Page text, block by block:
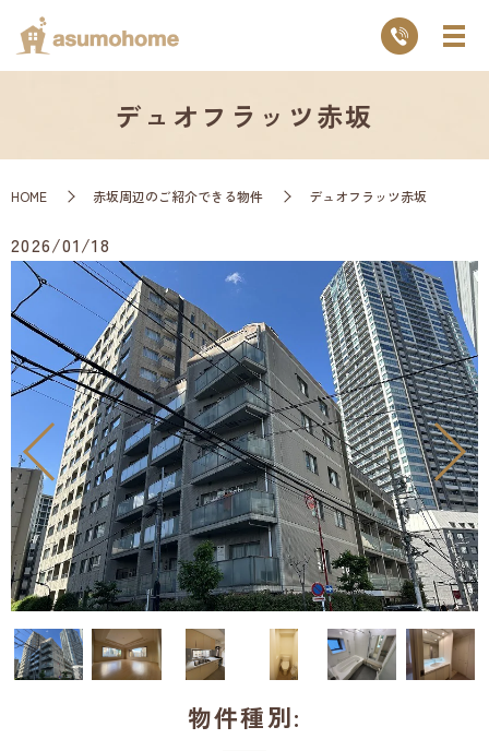
デュオフラッツ赤坂
HOME 赤坂周辺のご紹介できる物件 デュオフラッツ赤坂
2026/01/18
物件種別: